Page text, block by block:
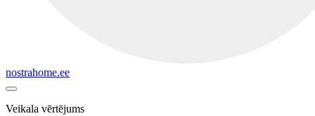
nostrahome.ee
Veikala vērtējums